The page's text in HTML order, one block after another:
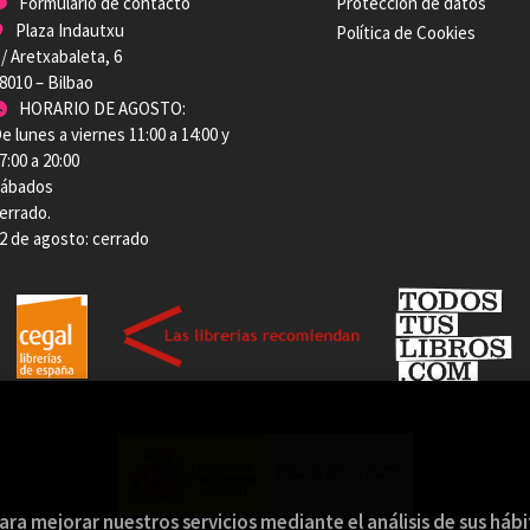
Plaza Indautxu
Aretxabaleta, 6
– Bilbao
HORARIO DE AGOSTO:
lunes a viernes 11:00 a 14:00 y
a 20:00
de agosto: cerrado
Política de Cookies
mejorar nuestros servicios mediante el análisis de sus